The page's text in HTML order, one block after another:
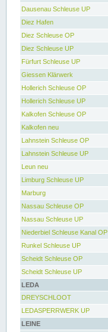
Dausenau Schleuse UP
Diez Hafen
Diez Schleuse OP
Diez Schleuse UP
Fürfurt Schleuse UP
Giessen Klärwerk
Hollerich Schleuse OP
Hollerich Schleuse UP
Kalkofen Schleuse OP
Kalkofen neu
Lahnstein Schleuse OP
Lahnstein Schleuse UP
Leun neu
Limburg Schleuse UP
Marburg
Nassau Schleuse OP
Nassau Schleuse UP
Niederbiel Schleuse Kanal OP
Runkel Schleuse UP
Scheidt Schleuse OP
Scheidt Schleuse UP
LEDA
DREYSCHLOOT
LEDASPERRWERK UP
LEINE